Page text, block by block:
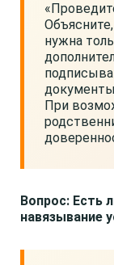
нужна
При
Вопрос: Есть
навязывание